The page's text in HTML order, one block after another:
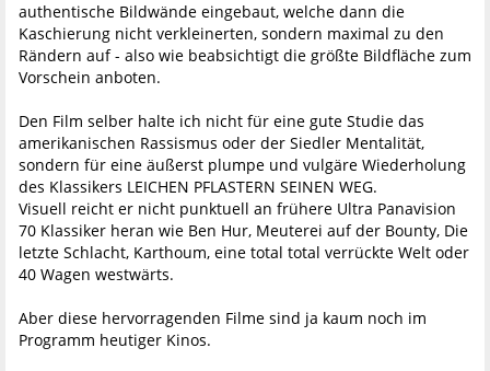
authentische Bildwände eingebaut, welche dann die
Kaschierung nicht verkleinerten, sondern maximal zu den
Rändern auf - also wie beabsichtigt die größte Bildfläche zum
Vorschein anboten.
Den Film selber halte ich nicht für eine gute Studie das
amerikanischen Rassismus oder der Siedler Mentalität,
sondern für eine äußerst plumpe und vulgäre Wiederholung
des Klassikers LEICHEN PFLASTERN SEINEN WEG.
Visuell reicht er nicht punktuell an frühere Ultra Panavision
70 Klassiker heran wie Ben Hur, Meuterei auf der Bounty, Die
letzte Schlacht, Karthoum, eine total total verrückte Welt oder
40 Wagen westwärts.
Aber diese hervorragenden Filme sind ja kaum noch im
Programm heutiger Kinos.